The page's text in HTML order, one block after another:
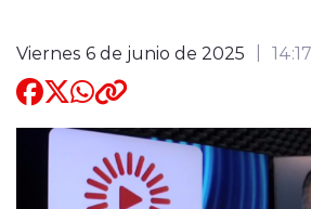
Viernes 6 de junio de 2025 14:17